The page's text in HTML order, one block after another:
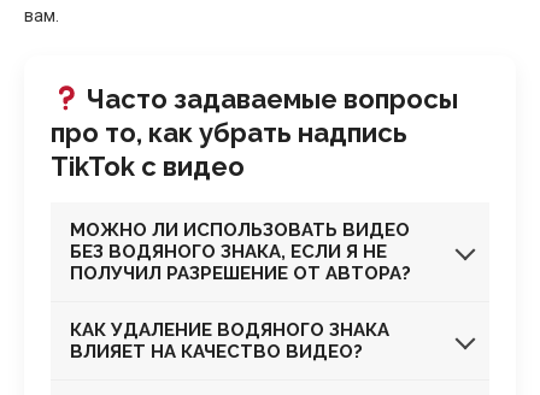
вам.
Часто задаваемые вопросы
про то, как убрать надпись
TikTok с видео
МОЖНО ЛИ ИСПОЛЬЗОВАТЬ ВИДЕО
БЕЗ ВОДЯНОГО ЗНАКА, ЕСЛИ Я НЕ
ПОЛУЧИЛ РАЗРЕШЕНИЕ ОТ АВТОРА?
КАК УДАЛЕНИЕ ВОДЯНОГО ЗНАКА
ВЛИЯЕТ НА КАЧЕСТВО ВИДЕО?